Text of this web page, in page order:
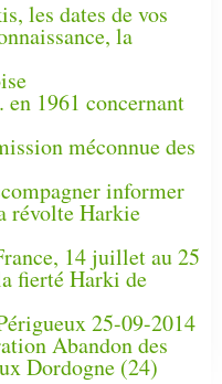
les dates de vos
la
1961 concernant
méconnue des
informer
révolte Harkie
14 juillet au 25
fierté Harki de
25-09-2014
Abandon des
Dordogne (24)